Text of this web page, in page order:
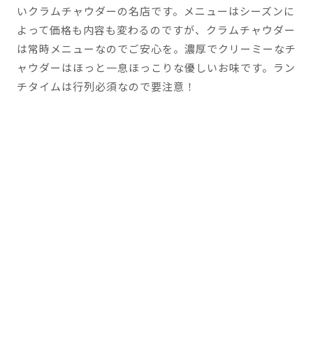
いクラムチャウダーの名店です。メニューはシーズンに
よって価格も内容も変わるのですが、クラムチャウダー
は常時メニューなのでご安心を。濃厚でクリーミーなチ
ャウダーはほっと一息ほっこりな優しいお味です。ラン
チタイムは行列必須なので要注意！